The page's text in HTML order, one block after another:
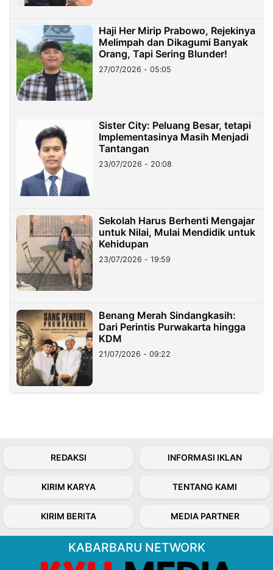
Haji Her Mirip Prabowo, Rejekinya
Melimpah dan Dikagumi Banyak
Orang, Tapi Sering Blunder!
27/07/2026 - 05:05
Sister City: Peluang Besar, tetapi
Implementasinya Masih Menjadi
Tantangan
23/07/2026 - 20:08
Sekolah Harus Berhenti Mengajar
untuk Nilai, Mulai Mendidik untuk
Kehidupan
23/07/2026 - 19:59
Benang Merah Sindangkasih:
Dari Perintis Purwakarta hingga
KDM
21/07/2026 - 09:22
REDAKSI INFORMASI IKLAN
KIRIM KARYA TENTANG KAMI
KIRIM BERITA MEDIA PARTNER
KABARBARU NETWORK